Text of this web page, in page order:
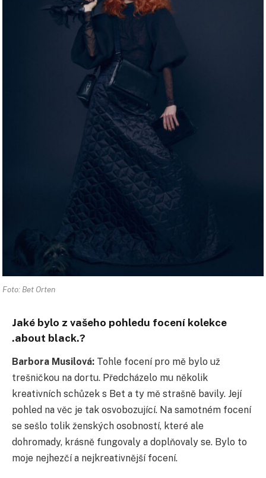
Foto: Bet Orten
Jaké bylo z vašeho pohledu focení kolekce
.about black.?
Barbora Musilová: Tohle focení pro mě bylo už
trešničkou na dortu. Předcházelo mu několik
kreativních schůzek s Bet a ty mě strašně bavily. Její
pohled na věc je tak osvobozující. Na samotném focení
se sešlo tolik ženských osobností, které ale
dohromady, krásně fungovaly a doplňovaly se. Bylo to
moje nejhezčí a nejkreativnější focení.